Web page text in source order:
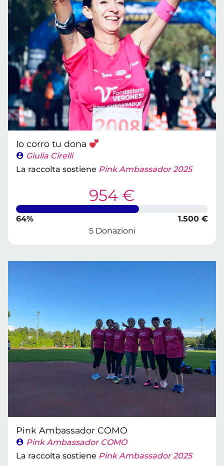
Io corro tu dona
Giulia Cirelli
La raccolta sostiene Pink Ambassador 2025
954 €
64%
1.500 €
5 Donazioni
Pink Ambassador COMO
Pink Ambassador COMO
La raccolta sostiene Pink Ambassador 2025